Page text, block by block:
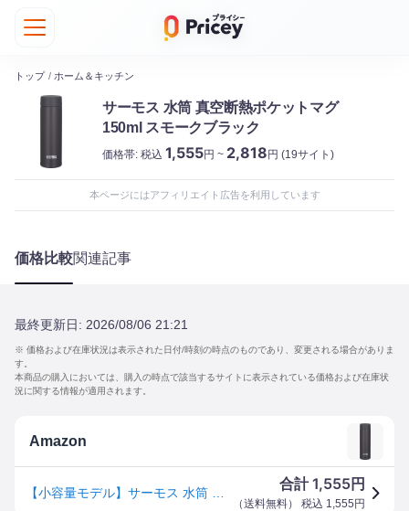
トップ / ホーム＆キッチン
サーモス 水筒 真空断熱ポケットマグ
150ml スモークブラック
価格帯: 税込 1,555円 ~ 2,818円 (19サイト)
本ページにはアフィリエイト広告を利用しています
価格比較関連記事
最終更新日: 2026/08/06 21:21
※ 価格および在庫状況は表示された日付/時刻の時点のものであり、変更される場合がありま
す。
本商品の購入においては、購入の時点で該当するサイトに表示されている価格および在庫状
況に関する情報が適用されます。
Amazon
合計1,555円
（送料無料） 税込 1,555 円